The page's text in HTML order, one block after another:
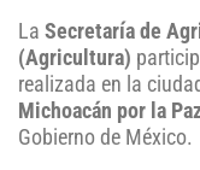
La Secretaría de
(Agricultura)
realizada en la
Michoacán por la
Gobierno de México.